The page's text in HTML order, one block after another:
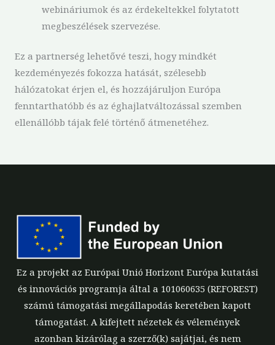
webináriumok és az érdekeltekkel folytatott
megbeszélések szervezése.
Ez a partnerség lehetővé teszi, hogy mindkét
kezdeményezés fokozza hatását, szélesebb
hálózatokat érjen el, és hozzájáruljon Európa
fenntarthatóbb és az éghajlatváltozással szemben
ellenállóbb tájak felé történő átmenetéhez.
Ez a projekt az Európai Unió Horizont Európa kutatási
és innovációs programja által a 101060635 (REFOREST)
számú támogatási megállapodás keretében kapott
támogatást. A kifejtett nézetek és vélemények
azonban kizárólag a szerző(k) sajátjai, és nem